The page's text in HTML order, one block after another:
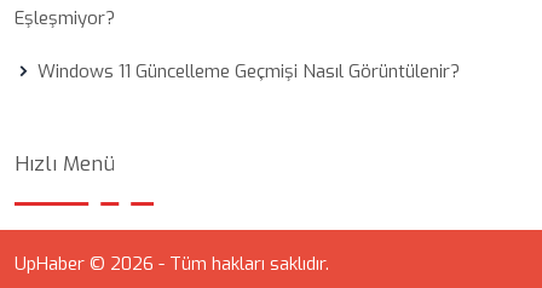
Eşleşmiyor?
Windows 11 Güncelleme Geçmişi Nasıl Görüntülenir?
Hızlı Menü
UpHaber © 2026 - Tüm hakları saklıdır.